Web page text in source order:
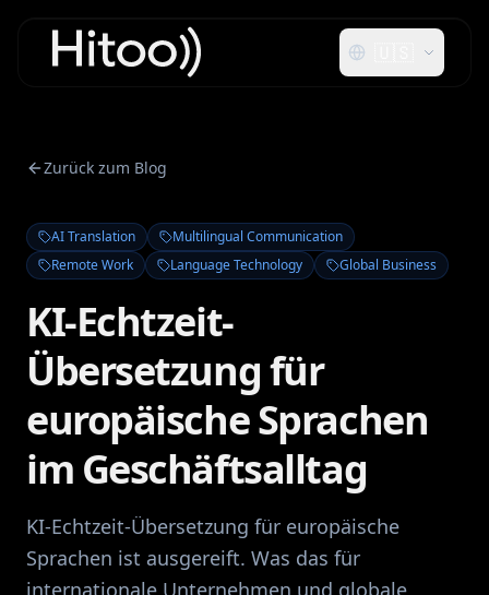
Zurück zum Blog
AI Translation
Multilingual Communication
Remote Work
Language Technology Global Business
KI-Echtzeit-
Übersetzung für
europäische Sprachen
im Geschäftsalltag
KI-Echtzeit-Übersetzung für europäische
Sprachen ist ausgereift. Was das für
internationale Unternehmen und globale